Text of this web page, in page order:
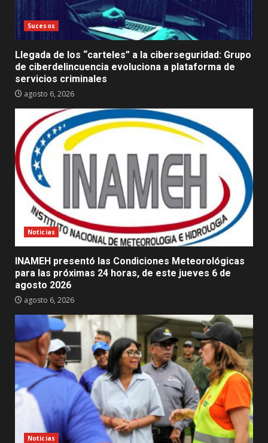
Sucesos
Llegada de los “carteles” a la ciberseguridad: Grupo
de ciberdelincuencia evoluciona a plataforma de
servicios criminales
agosto 6, 2026
Noticias
INAMEH presentó las Condiciones Meteorológicas
para las próximas 24 horas, de este jueves 6 de
agosto 2026
agosto 6, 2026
Noticias